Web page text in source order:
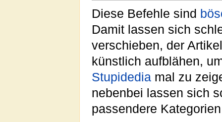
Diese Befehle sind
Damit lassen sich
verschieben, der
künstlich aufblähen,
Stupidedia mal zu
nebenbei lassen sich
passendere